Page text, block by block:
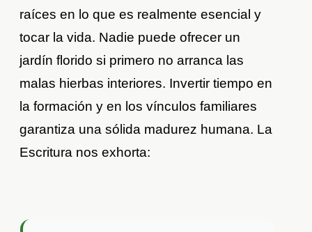
raíces en lo que es realmente esencial y
tocar la vida. Nadie puede ofrecer un
jardín florido si primero no arranca las
malas hierbas interiores. Invertir tiempo en
la formación y en los vínculos familiares
garantiza una sólida madurez humana. La
Escritura nos exhorta: